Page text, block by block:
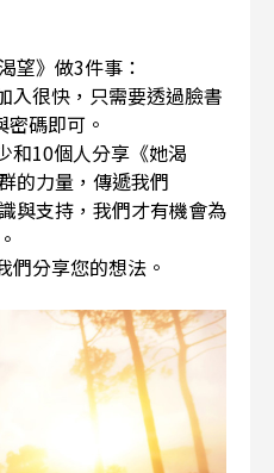
望》做3件事：
入很快，只需要透過臉書
碼即可。
和10個人分享《她渴
的力量，傳遞我們
與支持，我們才有機會為
們分享您的想法。